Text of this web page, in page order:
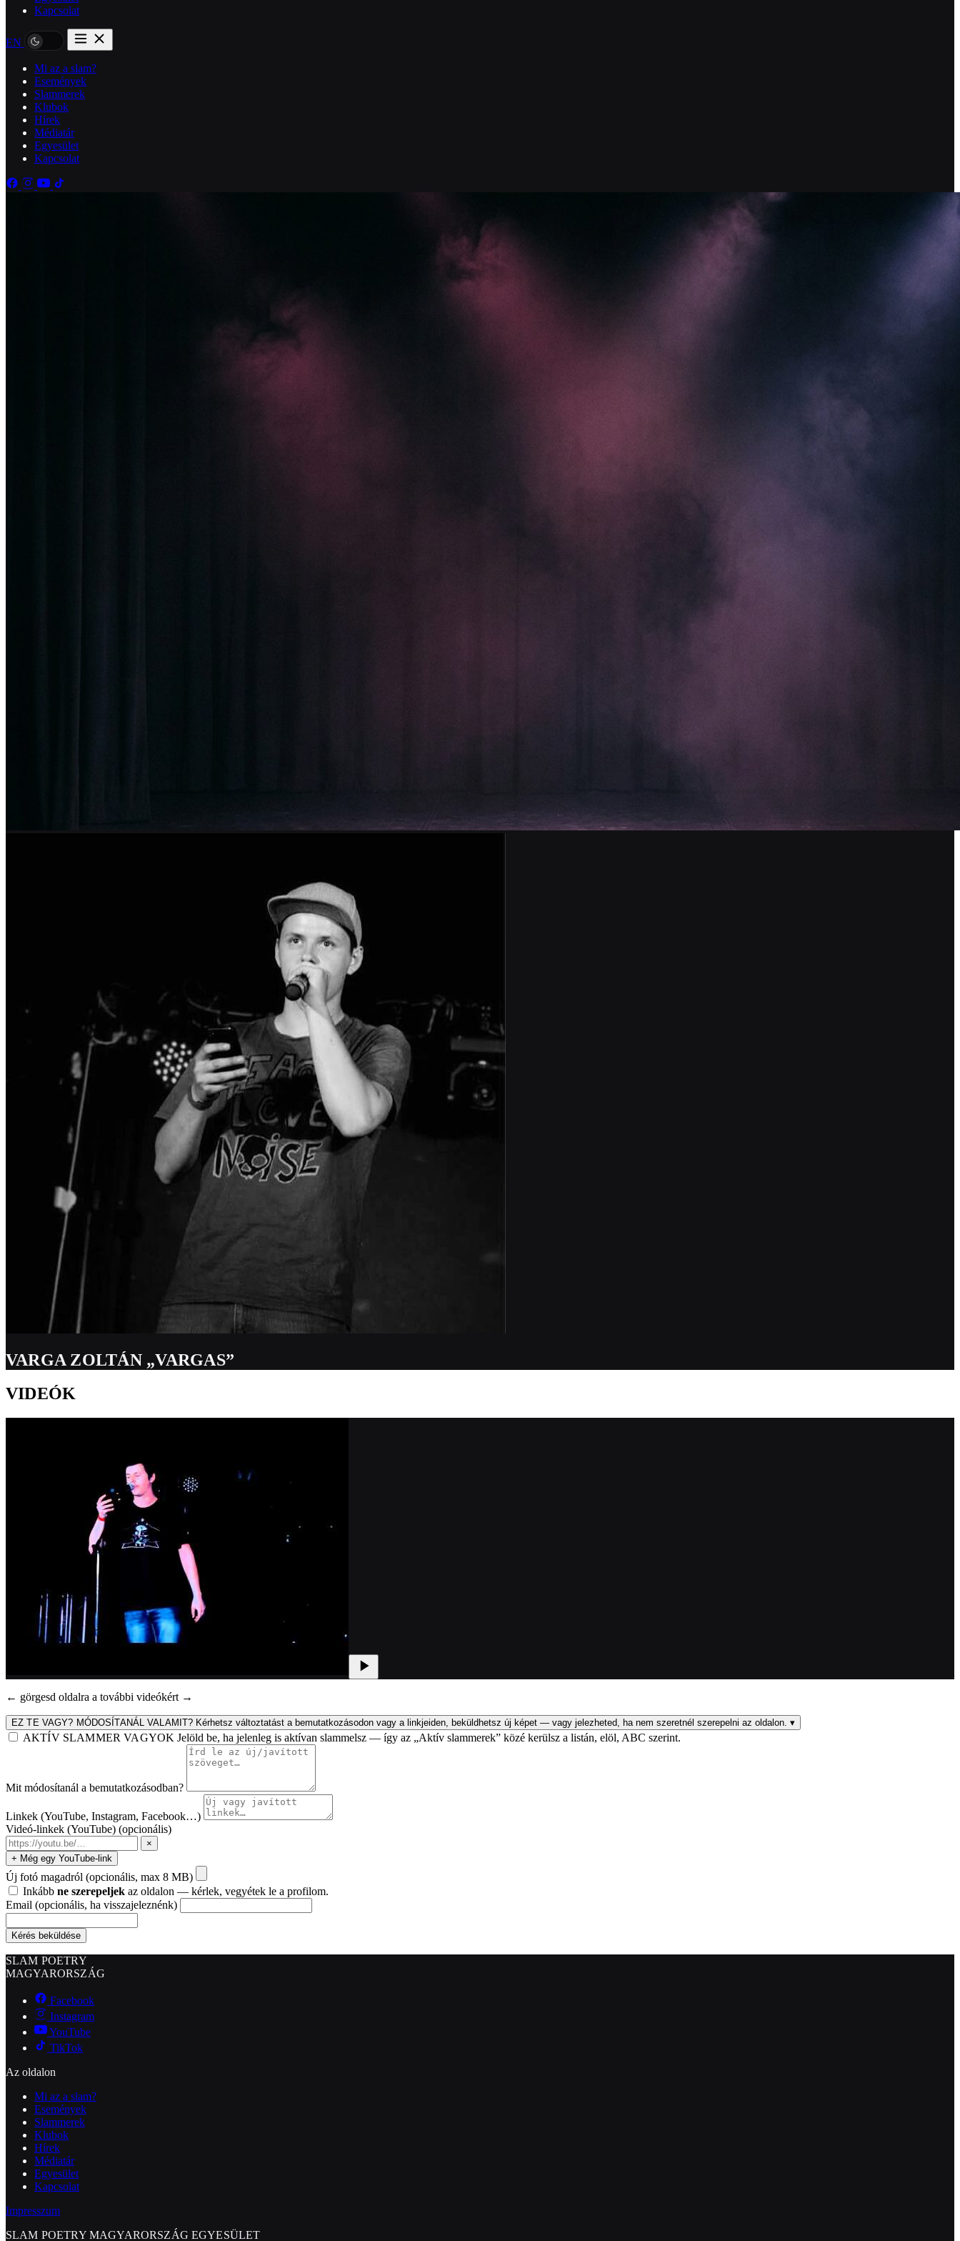
Kapcsolat
EN
Mi az a slam?
Események
Slammerek
Klubok
Hírek
Médiatár
Egyesület
Kapcsolat
VARGA ZOLTÁN „VARGAS”
VIDEÓK
← görgesd oldalra a további videókért →
EZ TE VAGY? MÓDOSÍTANÁL VALAMIT? Kérhetsz változtatást a bemutatkozásodon vagy a linkjeiden, beküldhetsz új képet — vagy jelezheted, ha nem szeretnél szerepelni az oldalon. ▾
AKTÍV SLAMMER VAGYOK Jelöld be, ha jelenleg is aktívan slammelsz — így az „Aktív slammerek” közé kerülsz a listán, elöl, ABC szerint.
Mit módosítanál a bemutatkozásodban?
Linkek (YouTube, Instagram, Facebook…)
Videó-linkek (YouTube) (opcionális)
×
+ Még egy YouTube-link
Új fotó magadról (opcionális, max 8 MB)
Inkább ne szerepeljek az oldalon — kérlek, vegyétek le a profilom.
Email (opcionális, ha visszajeleznénk)
Kérés beküldése
SLAM POETRY
MAGYARORSZÁG
Facebook
Instagram
YouTube
TikTok
Az oldalon
Mi az a slam?
Események
Slammerek
Klubok
Hírek
Médiatár
Egyesület
Kapcsolat
Impresszum
SLAM POETRY MAGYARORSZÁG EGYESÜLET